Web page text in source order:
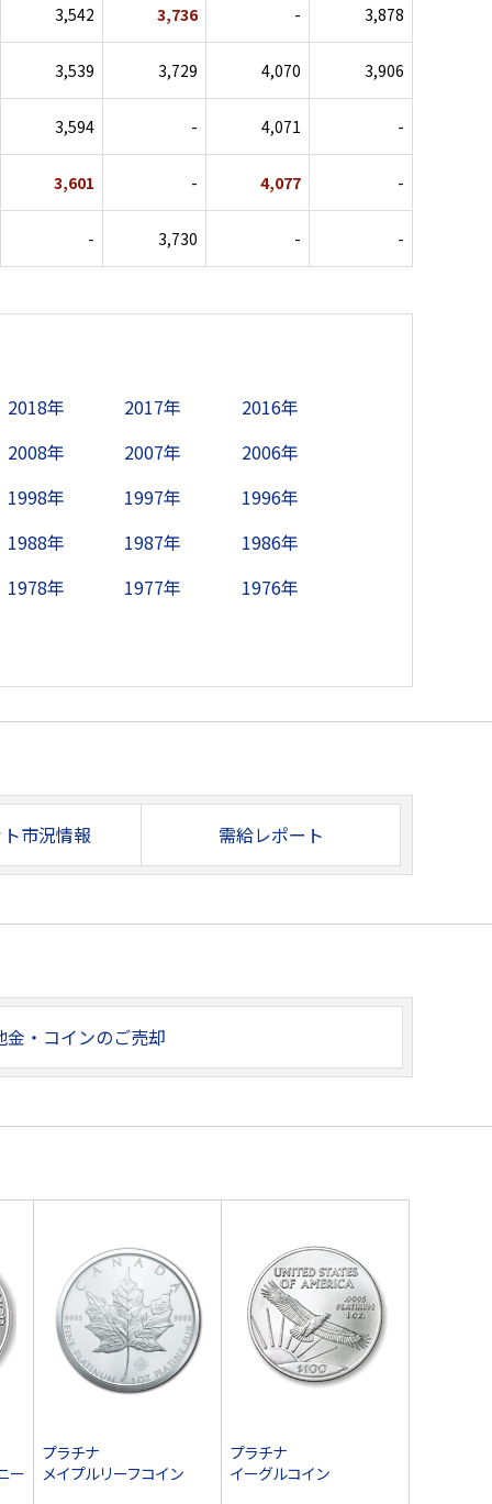
3,542 3,736 - 3,878
3,539 3,729 4,070 3,906
3,594 - 4,071 -
3,601 - 4,077 -
- 3,730 - -
2018年 2017年
2016年
2008年
2007年
2006年
1998年
1997年
1996年
1988年
1987年
1986年
1978年
1977年 1976年
市況情報 需給レポート
金・コインのご売却
ー
プラチナ
メイプルリーフコイン
プラチナ
イーグルコイン